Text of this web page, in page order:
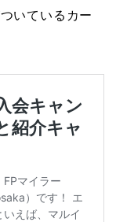
いているカー